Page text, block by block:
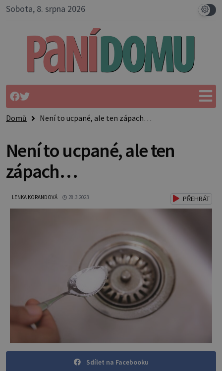
Sobota, 8. srpna 2026
Domů Není to ucpané, ale ten zápach…
Není to ucpané, ale ten
zápach…
LENKA KORANDOVÁ 28.3.2023 PŘEHRÁT
Sdílet na Facebooku